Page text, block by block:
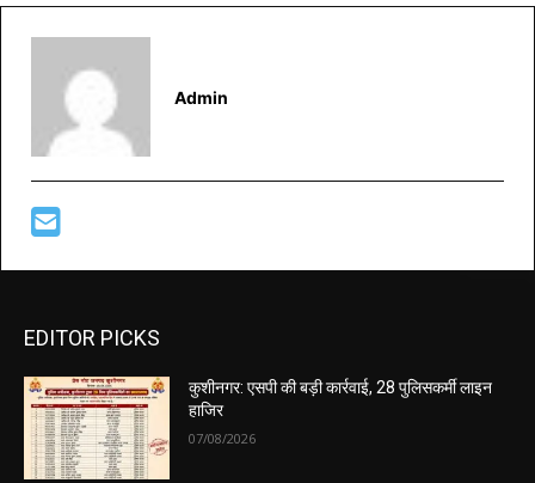
Admin
EDITOR PICKS
कुशीनगर: एसपी की बड़ी कार्रवाई, 28 पुलिसकर्मी लाइन
हाजिर
07/08/2026